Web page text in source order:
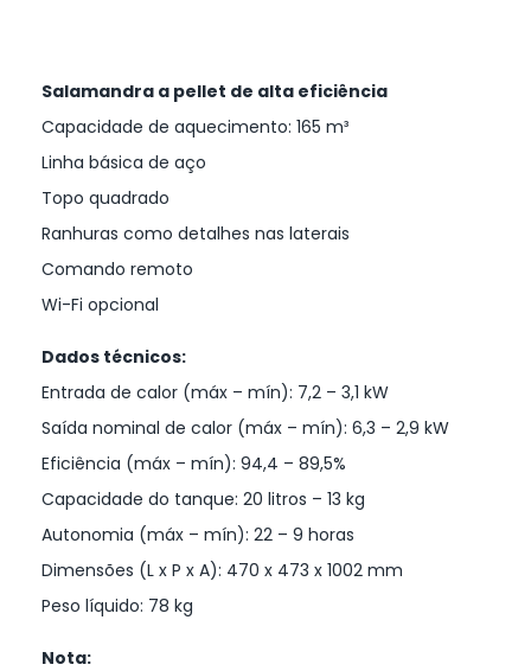
Salamandra a pellet de alta eficiência
Capacidade de aquecimento: 165 m³
Linha básica de aço
Topo quadrado
Ranhuras como detalhes nas laterais
Comando remoto
Wi-Fi opcional
Dados técnicos:
Entrada de calor (máx – mín): 7,2 – 3,1 kW
Saída nominal de calor (máx – mín): 6,3 – 2,9 kW
Eficiência (máx – mín): 94,4 – 89,5%
Capacidade do tanque: 20 litros – 13 kg
Autonomia (máx – mín): 22 – 9 horas
Dimensões (L x P x A): 470 x 473 x 1002 mm
Peso líquido: 78 kg
Nota: